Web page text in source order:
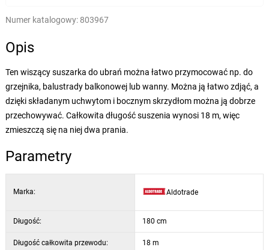
Numer katalogowy: 803967
Opis
Ten wiszący suszarka do ubrań można łatwo przymocować np. do
grzejnika, balustrady balkonowej lub wanny. Można ją łatwo zdjąć, a
dzięki składanym uchwytom i bocznym skrzydłom można ją dobrze
przechowywać. Całkowita długość suszenia wynosi 18 m, więc
zmieszczą się na niej dwa prania.
Parametry
Marka: Aldotrade
Długość: 180 cm
Długość całkowita przewodu: 18 m